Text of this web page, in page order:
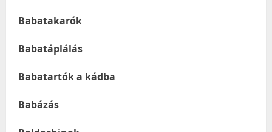
Babatakarók
Babatáplálás
Babatartók a kádba
Babázás